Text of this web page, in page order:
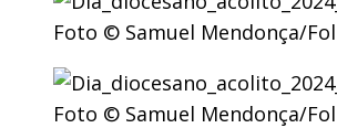
Foto © Samuel Mendonça/
Foto © Samuel Mendonça/